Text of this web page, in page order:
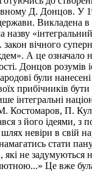
Д. Донцов.
Викладена в
«інтегральний
вічного
А це означало
Донцов розумів
були
прибічників
інтегральні
М. Костомаров, П.
з його ідеями, з
невіри в свій
намагатись стати
не задумуються
Це вже